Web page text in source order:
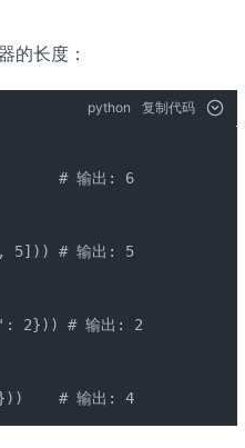
的长度：
python 复制代码
# 输出: 6
5])) # 输出: 5
2})) # 输出: 2
# 输出: 4